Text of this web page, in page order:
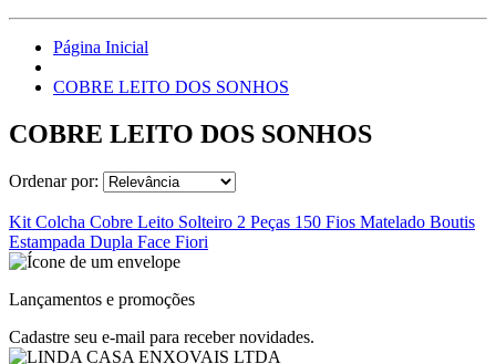
Página Inicial
COBRE LEITO DOS SONHOS
COBRE LEITO DOS SONHOS
Ordenar por:
Kit Colcha Cobre Leito Solteiro 2 Peças 150 Fios Matelado Boutis
Estampada Dupla Face Fiori
Lançamentos e promoções
Cadastre seu e-mail para receber novidades.